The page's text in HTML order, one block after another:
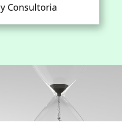
Consultoria